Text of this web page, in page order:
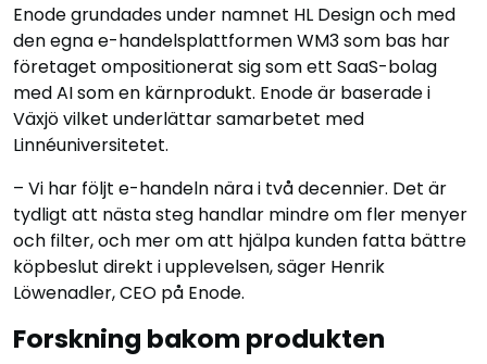
Enode grundades under namnet HL Design och med
den egna e-handelsplattformen WM3 som bas har
företaget ompositionerat sig som ett SaaS-bolag
med AI som en kärnprodukt. Enode är baserade i
Växjö vilket underlättar samarbetet med
Linnéuniversitetet.
– Vi har följt e-handeln nära i två decennier. Det är
tydligt att nästa steg handlar mindre om fler menyer
och filter, och mer om att hjälpa kunden fatta bättre
köpbeslut direkt i upplevelsen, säger Henrik
Löwenadler, CEO på Enode.
Forskning bakom produkten